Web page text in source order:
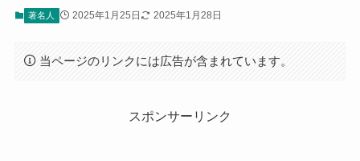
著名人 2025年1月25日 2025年1月28日
当ページのリンクには広告が含まれています。
スポンサーリンク